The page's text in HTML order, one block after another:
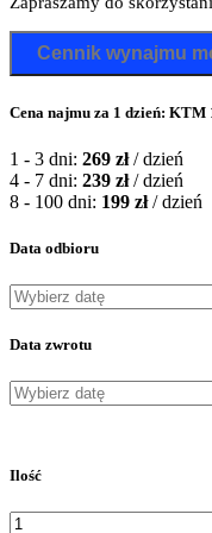
Cennik wynajmu
Cena najmu za 1 dzień:
1 - 3 dni: 269 zł/ dzień
4 - 7 dni: 239 zł/ dzień
8 - 100 dni: 199 zł/ dzień
Data odbioru
Data zwrotu
Ilość